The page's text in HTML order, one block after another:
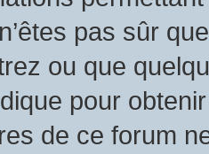
pas sûr
ou que
pour
de ce forum